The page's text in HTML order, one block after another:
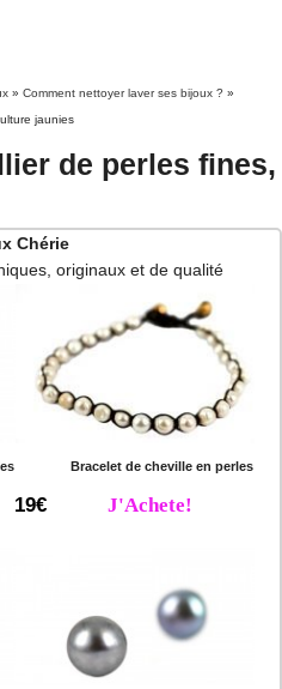
» Comment nettoyer laver ses bijoux ? »
jaunies
de perles fines,
Chérie
originaux et de qualité
Bracelet de cheville en perles
19€ J'Achete!